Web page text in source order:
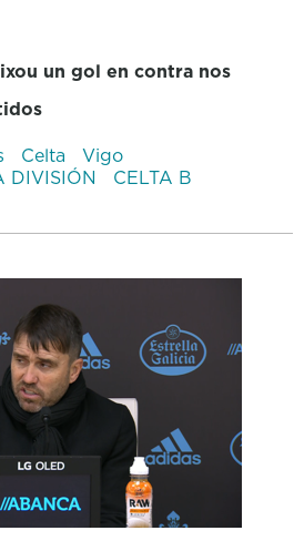
un gol en contra nos
Celta
Vigo
DIVISIÓN CELTA B